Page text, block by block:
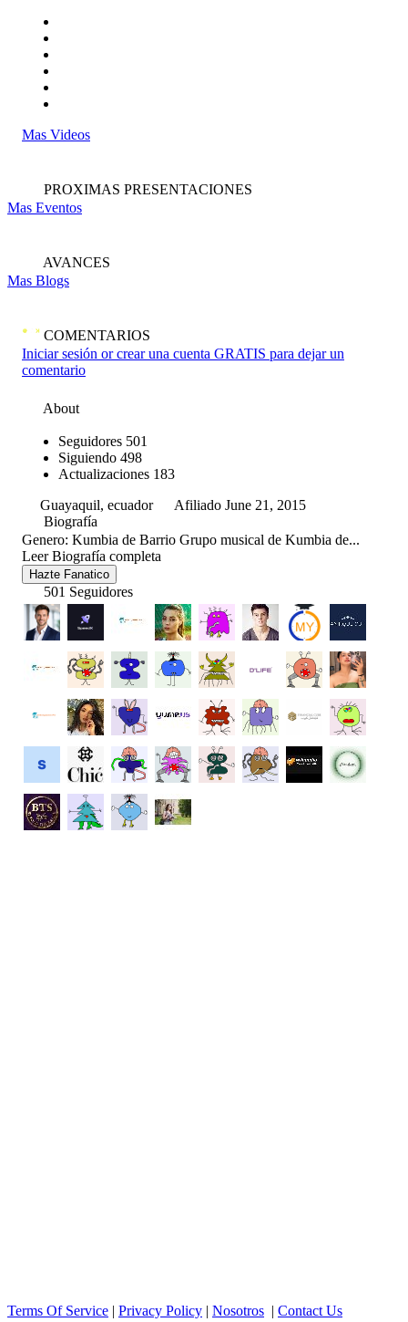
Mas Videos
PROXIMAS PRESENTACIONES
Mas Eventos
AVANCES
Mas Blogs
COMENTARIOS
Iniciar sesión or crear una cuenta GRATIS para dejar un
comentario
About
Seguidores 501
Siguiendo 498
Actualizaciones 183
Guayaquil, ecuador
Afiliado June 21, 2015
Biografía
Genero: Kumbia de Barrio Grupo musical de Kumbia de...
Leer Biografía completa
Hazte Fanatico
501 Seguidores
Terms Of Service | Privacy Policy | Nosotros | Contact Us